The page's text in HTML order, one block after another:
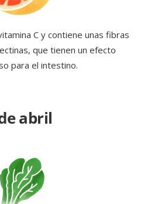
C y contiene unas fibras
que tienen un efecto
para el intestino.
abril